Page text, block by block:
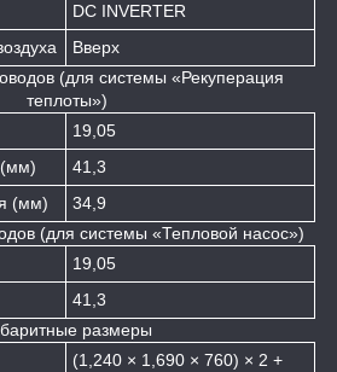
DC INVERTER
Вверх
(для системы «Рекуперация
теплоты»)
19,05
(мм)
41,3
(мм)
34,9
(для системы «Тепловой насос»)
19,05
41,3
размеры
(1,240 × 1,690 × 760) × 2 +